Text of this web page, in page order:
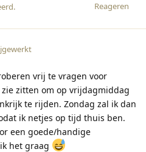
Reageren
.
vrij te vragen voor
zitten om op vrijdagmiddag
te rijden. Zondag zal ik dan
ik netjes op tijd thuis ben.
een goede/handige
het graag